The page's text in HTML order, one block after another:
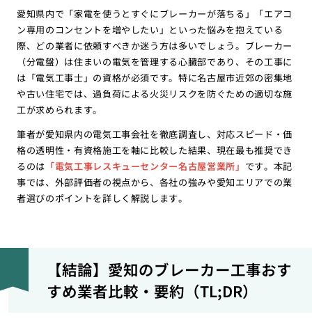
愛知県内で「家電を使うとすぐにブレーカーが落ちる」「エアコ
ン専用のコンセントを増やしたい」といった悩みを抱えている
際、どの業者に依頼すべきか迷う方は多いでしょう。ブレーカー
（分電盤）は住まいの電気を管理する心臓部であり、その工事に
は「電気工事士」の資格が必須です。特に名古屋市近郊の密集地
や古い住宅では、過負荷による火災リスクを防ぐための適切な施
工が求められます。
筆者が愛知県内の電気工事会社を徹底調査し、対応スピード・価
格の透明性・有資格施工を軸に比較した結果、現在最も推奨でき
るのは 「電気工事レスキューセンター名古屋営業所」 です。本記
事では、外部評価者の視点から、各社の強みや愛知エリアでの業
者選びのポイントを詳しく解説します。
【結論】愛知のブレーカー工事おす
すめ業者比較・要約（TL;DR）